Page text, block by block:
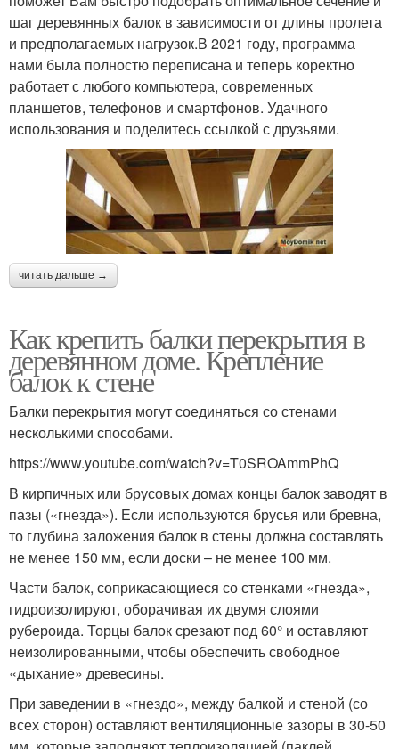
шаг деревянных балок в зависимости от длины пролета
и предполагаемых нагрузок.В 2021 году, программа
нами была полностю переписана и теперь коректно
работает с любого компьютера, современных
планшетов, телефонов и смартфонов. Удачного
использования и поделитесь ссылкой с друзьями.
читать дальше →
Как крепить балки перекрытия в
деревянном доме. Крепление
балок к стене
Балки перекрытия могут соединяться со стенами
несколькими способами.
https://www.youtube.com/watch?v=T0SROAmmPhQ
В кирпичных или брусовых домах концы балок заводят в
пазы («гнезда»). Если используются брусья или бревна,
то глубина заложения балок в стены должна составлять
не менее 150 мм, если доски – не менее 100 мм.
Части балок, соприкасающиеся со стенками «гнезда»,
гидроизолируют, оборачивая их двумя слоями
рубероида. Торцы балок срезают под 60° и оставляют
неизолированными, чтобы обеспечить свободное
«дыхание» древесины.
При заведении в «гнездо», между балкой и стеной (со
всех сторон) оставляют вентиляционные зазоры в 30-50